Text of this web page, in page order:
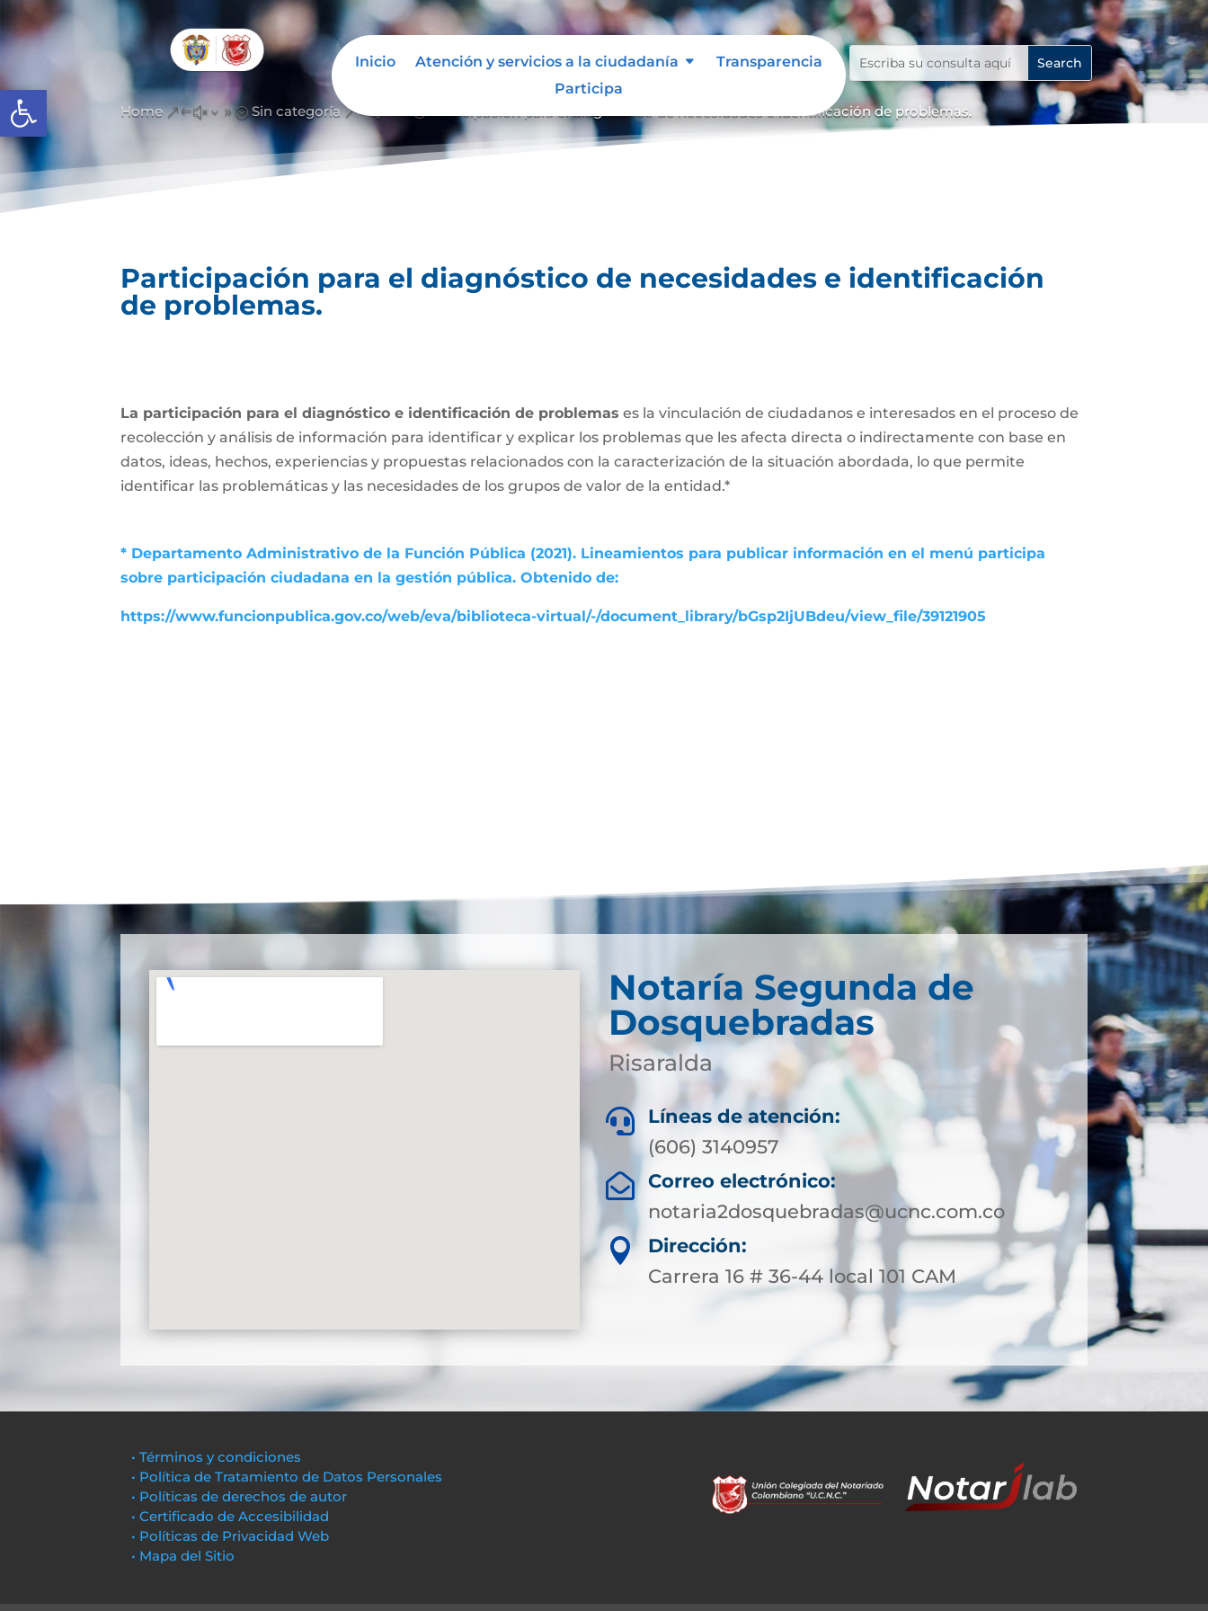
Open toolbar
Inicio Atención y servicios a la ciudadanía
Transparencia
Participa
Home &#x39; Sin categoría &#x39; Participación para el diagnóstico de necesidades e identificación de problemas.
Participación para el diagnóstico de necesidades e identificación
de problemas.
La participación para el diagnóstico e identificación de problemas es la vinculación de ciudadanos e interesados en el proceso de
recolección y análisis de información para identificar y explicar los problemas que les afecta directa o indirectamente con base en
datos, ideas, hechos, experiencias y propuestas relacionados con la caracterización de la situación abordada, lo que permite
identificar las problemáticas y las necesidades de los grupos de valor de la entidad.*
* Departamento Administrativo de la Función Pública (2021). Lineamientos para publicar información en el menú participa
sobre participación ciudadana en la gestión pública. Obtenido de:
https://www.funcionpublica.gov.co/web/eva/biblioteca-virtual/-/document_library/bGsp2IjUBdeu/view_file/39121905
Notaría Segunda de
Dosquebradas
Risaralda

Líneas de atención:
(606) 3140957

Correo electrónico:
notaria2dosquebradas@ucnc.com.co

Dirección:
Carrera 16 # 36-44 local 101 CAM
• Términos y condiciones
• Política de Tratamiento de Datos Personales
• Políticas de derechos de autor
• Certificado de Accesibilidad
• Políticas de Privacidad Web
• Mapa del Sitio